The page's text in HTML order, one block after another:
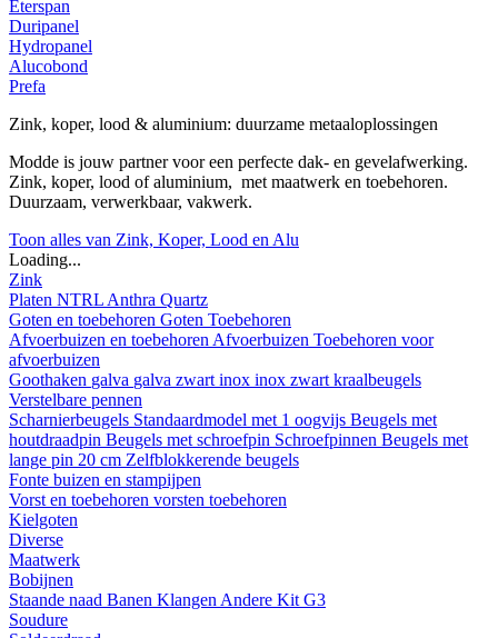
Eterspan
Duripanel
Hydropanel
Alucobond
Prefa
Zink, koper, lood & aluminium: duurzame metaaloplossingen
Modde is jouw partner voor een perfecte dak- en gevelafwerking.
Zink, koper, lood of aluminium, met maatwerk en toebehoren.
Duurzaam, verwerkbaar, vakwerk.
Toon alles van Zink, Koper, Lood en Alu
Loading...
Zink
Platen NTRL Anthra Quartz
Goten en toebehoren Goten Toebehoren
Afvoerbuizen en toebehoren Afvoerbuizen Toebehoren voor
afvoerbuizen
Goothaken galva galva zwart inox inox zwart kraalbeugels
Verstelbare pennen
Scharnierbeugels Standaardmodel met 1 oogvijs Beugels met
houtdraadpin Beugels met schroefpin Schroefpinnen Beugels met
lange pin 20 cm Zelfblokkerende beugels
Fonte buizen en stampijpen
Vorst en toebehoren vorsten toebehoren
Kielgoten
Diverse
Maatwerk
Bobijnen
Staande naad Banen Klangen Andere Kit G3
Soudure